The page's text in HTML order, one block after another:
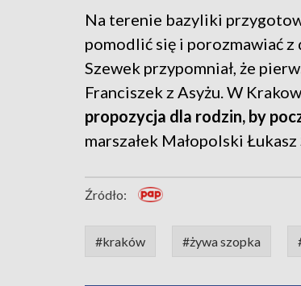
Na terenie bazyliki
pomodlić się i porozmawiać
Szewek przypomniał, że
Franciszek z Asyżu. W
propozycja dla rodzin, by
marszałek Małopolski Łukasz
Źródło:
#kraków #żywa szopka